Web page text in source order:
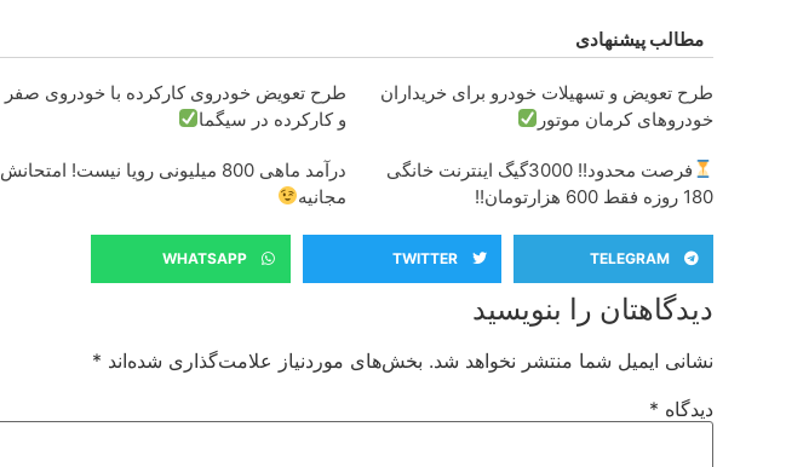
مطالب پیشنهادی
طرح تعویض و تسهیلات خودرو برای خریداران
خودروهای کرمان موتور
طرح تعویض خودروی کارکرده با خودروی صفر
و کارکرده در سیگما
فرصت محدود!! 3000گیگ اینترنت خانگی
180 روزه فقط 600 هزارتومان!!
درآمد ماهی 800 میلیونی رویا نیست! امتحانش
مجانیه
TELEGRAM
TWITTER
WHATSAPP
دیدگاهتان را بنویسید
نشانی ایمیل شما منتشر نخواهد شد. بخش‌های موردنیاز علامت‌گذاری شده‌اند *
دیدگاه *